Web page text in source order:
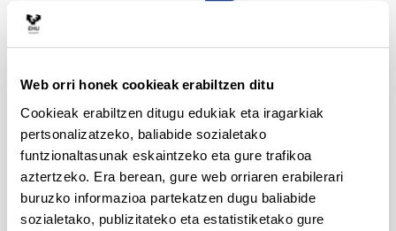
Web orri honek cookieak erabiltzen ditu
Cookieak erabiltzen ditugu edukiak eta iragarkiak
pertsonalizatzeko, baliabide sozialetako
funtzionaltasunak eskaintzeko eta gure trafikoa
aztertzeko. Era berean, gure web orriaren erabilerari
buruzko informazioa partekatzen dugu baliabide
sozialetako, publizitateko eta estatistiketako gure
(Beste leiho bat zabalduko du)